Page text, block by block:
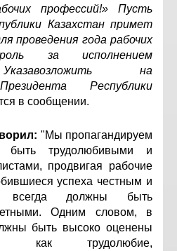
профессий!» Пусть
Казахстан примет
проведения года рабочих
за исполнением
на
Республики
в сообщении.
"Мы пропагандируем
трудолюбивыми и
продвигая рабочие
успеха честным и
всегда должны быть
Одним словом, в
быть высоко оценены
как трудолюбие,